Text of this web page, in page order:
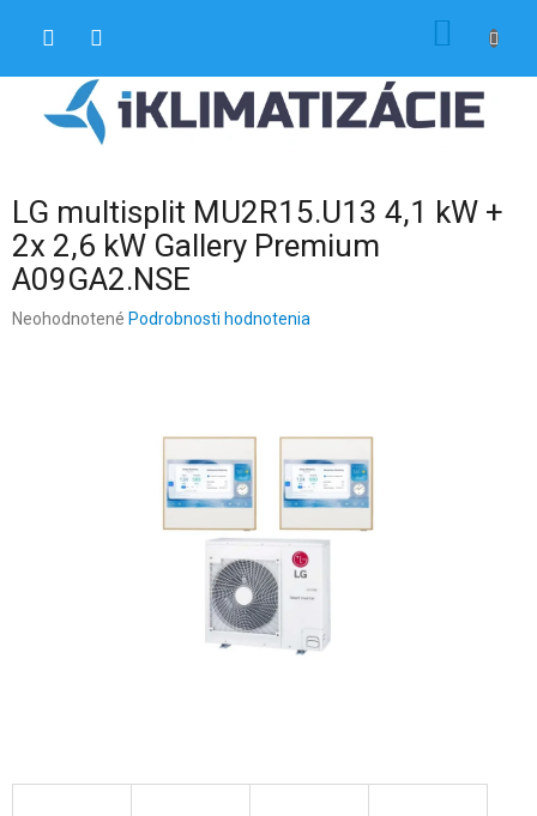
LG multisplit MU2R15.U13 4,1 kW +
2x 2,6 kW Gallery Premium
A09GA2.NSE
Priemerné
Neohodnotené Podrobnosti hodnotenia